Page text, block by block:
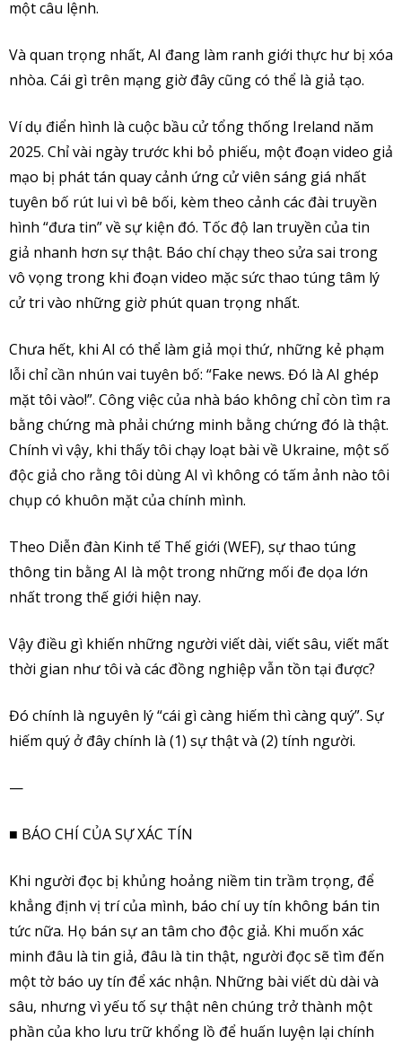
một câu lệnh.
Và quan trọng nhất, AI đang làm ranh giới thực hư bị xóa
nhòa. Cái gì trên mạng giờ đây cũng có thể là giả tạo.
Ví dụ điển hình là cuộc bầu cử tổng thống Ireland năm
2025. Chỉ vài ngày trước khi bỏ phiếu, một đoạn video giả
mạo bị phát tán quay cảnh ứng cử viên sáng giá nhất
tuyên bố rút lui vì bê bối, kèm theo cảnh các đài truyền
hình “đưa tin” về sự kiện đó. Tốc độ lan truyền của tin
giả nhanh hơn sự thật. Báo chí chạy theo sửa sai trong
vô vọng trong khi đoạn video mặc sức thao túng tâm lý
cử tri vào những giờ phút quan trọng nhất.
Chưa hết, khi AI có thể làm giả mọi thứ, những kẻ phạm
lỗi chỉ cần nhún vai tuyên bố: “Fake news. Đó là AI ghép
mặt tôi vào!”. Công việc của nhà báo không chỉ còn tìm ra
bằng chứng mà phải chứng minh bằng chứng đó là thật.
Chính vì vậy, khi thấy tôi chạy loạt bài về Ukraine, một số
độc giả cho rằng tôi dùng AI vì không có tấm ảnh nào tôi
chụp có khuôn mặt của chính mình.
Theo Diễn đàn Kinh tế Thế giới (WEF), sự thao túng
thông tin bằng AI là một trong những mối đe dọa lớn
nhất trong thế giới hiện nay.
Vậy điều gì khiến những người viết dài, viết sâu, viết mất
thời gian như tôi và các đồng nghiệp vẫn tồn tại được?
Đó chính là nguyên lý “cái gì càng hiếm thì càng quý”. Sự
hiếm quý ở đây chính là (1) sự thật và (2) tính người.
—
■ BÁO CHÍ CỦA SỰ XÁC TÍN
Khi người đọc bị khủng hoảng niềm tin trầm trọng, để
khẳng định vị trí của mình, báo chí uy tín không bán tin
tức nữa. Họ bán sự an tâm cho độc giả. Khi muốn xác
minh đâu là tin giả, đâu là tin thật, người đọc sẽ tìm đến
một tờ báo uy tín để xác nhận. Những bài viết dù dài và
sâu, nhưng vì yếu tố sự thật nên chúng trở thành một
phần của kho lưu trữ khổng lồ để huấn luyện lại chính